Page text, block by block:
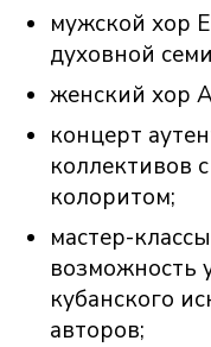
мужской хор
духовной
женский хор
концерт
коллективов
колоритом;
мастер-
возможность
кубанского
авторов;